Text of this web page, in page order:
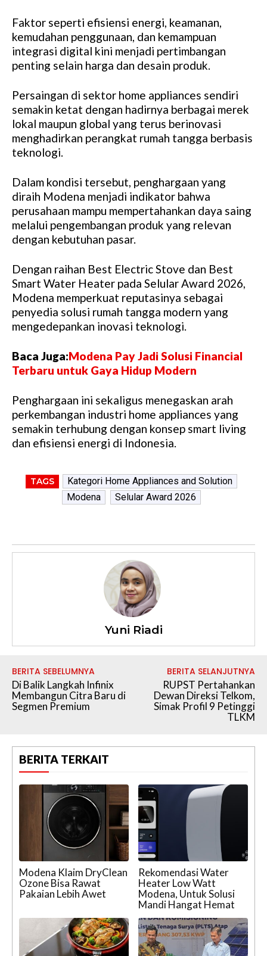
Faktor seperti efisiensi energi, keamanan,
kemudahan penggunaan, dan kemampuan
integrasi digital kini menjadi pertimbangan
penting selain harga dan desain produk.
Persaingan di sektor home appliances sendiri
semakin ketat dengan hadirnya berbagai merek
lokal maupun global yang terus berinovasi
menghadirkan perangkat rumah tangga berbasis
teknologi.
Dalam kondisi tersebut, penghargaan yang
diraih Modena menjadi indikator bahwa
perusahaan mampu mempertahankan daya saing
melalui pengembangan produk yang relevan
dengan kebutuhan pasar.
Dengan raihan Best Electric Stove dan Best
Smart Water Heater pada Selular Award 2026,
Modena memperkuat reputasinya sebagai
penyedia solusi rumah tangga modern yang
mengedepankan inovasi teknologi.
Baca Juga:Modena Pay Jadi Solusi Financial
Terbaru untuk Gaya Hidup Modern
Penghargaan ini sekaligus menegaskan arah
perkembangan industri home appliances yang
semakin terhubung dengan konsep smart living
dan efisiensi energi di Indonesia.
TAGS
Kategori Home Appliances and Solution
Modena
Selular Award 2026
Yuni Riadi
BERITA SEBELUMNYA
Di Balik Langkah Infinix
Membangun Citra Baru di
Segmen Premium
BERITA SELANJUTNYA
RUPST Pertahankan
Dewan Direksi Telkom,
Simak Profil 9 Petinggi
TLKM
BERITA TERKAIT
Modena Klaim DryClean
Ozone Bisa Rawat
Pakaian Lebih Awet
Rekomendasi Water
Heater Low Watt
Modena, Untuk Solusi
Mandi Hangat Hemat